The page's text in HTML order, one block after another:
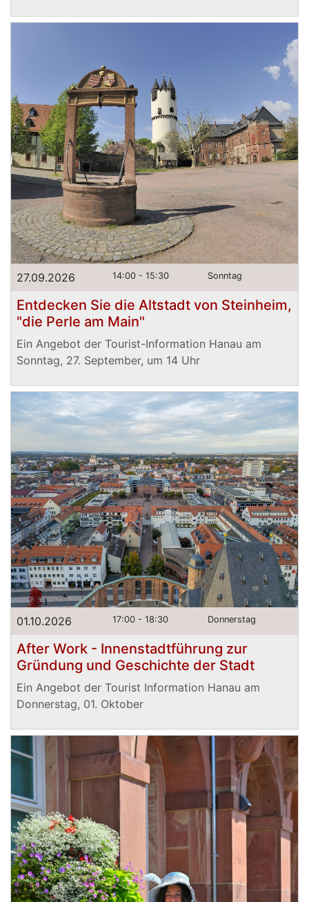
27.09.2026 14:00 - 15:30 Sonntag
Entdecken Sie die Altstadt von Steinheim,
"die Perle am Main"
Ein Angebot der Tourist-Information Hanau am
Sonntag, 27. September, um 14 Uhr
01.10.2026 17:00 - 18:30 Donnerstag
After Work - Innenstadtführung zur
Gründung und Geschichte der Stadt
Ein Angebot der Tourist Information Hanau am
Donnerstag, 01. Oktober